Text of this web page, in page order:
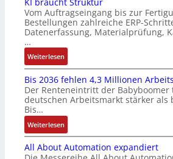
d
R
o
o
i
k
t
i
o
n
i
n
F
a
n
c
C
C
i
m
M
a
s
c
h
i
n
e
n
-
u
f
ü
r
m
u
l
t
i
v
a
r
i
a
r
V
e
t
r
i
e
b
s
-
u
n
Vom Auftragseingang bis zur
Bestellungen zahlreiche ERP-
Datenerfassung, Materialprüfung,
…
Weiterlesen:
K
I
b
r
a
u
c
h
Bis 2036 fehlen 4,3 Millionen
Der Renteneintritt der
deutschen Arbeitsmarkt stärker als
Bis…
Weiterlesen:
B
i
All About Automation expandiert